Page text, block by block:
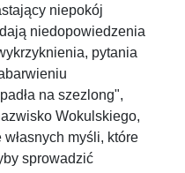
niepokój
niedopowiedzenia
pytania
na szezlong",
Wokulskiego,
myśli, które
sprowadzić